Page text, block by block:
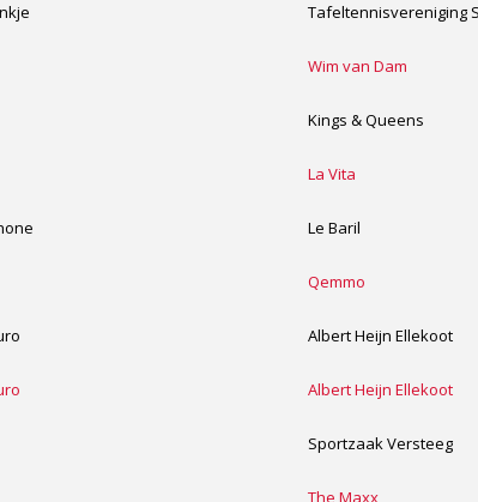
Tafeltennisvereniging
Wim van Dam
Kings & Queens
La Vita
Le Baril
Qemmo
Albert Heijn Ellekoot
Albert Heijn Ellekoot
Sportzaak Versteeg
The Maxx